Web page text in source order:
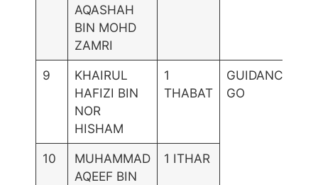
AQASHAH
BIN MOHD
ZAMRI
9
KHAIRUL
HAFIZI BIN
NOR
HISHAM
1
THABAT
GUIDANCE-
GO
10
MUHAMMAD
AQEEF BIN
1 ITHAR